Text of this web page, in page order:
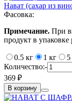
Нават (сахар из
Фасовка:
Примечание. При
продукт в
0.5 кг 1 кг
Количество:-
369 ₽
В корзину